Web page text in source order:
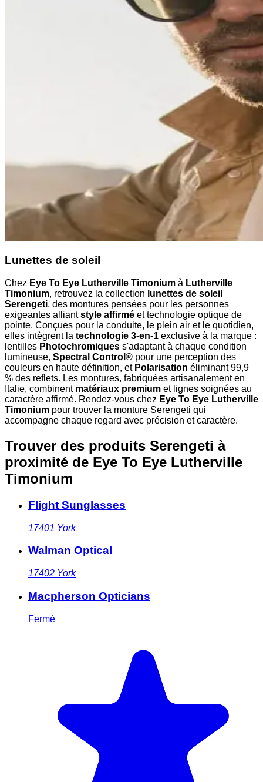
Lunettes de soleil
Chez Eye To Eye Lutherville Timonium à Lutherville
Timonium, retrouvez la collection lunettes de soleil
Serengeti, des montures pensées pour les personnes
exigeantes alliantstyle affirmé et technologie optique de
pointe. Conçues pour la conduite, le plein air et le quotidien,
elles intègrent la technologie 3-en-1 exclusive à la marque :
lentilles Photochromiques s'adaptant à chaque condition
lumineuse, Spectral Control® pour une perception des
couleurs en haute définition, et Polarisation éliminant 99,9
% des reflets. Les montures, fabriquées artisanalement en
Italie, combinent matériaux premium et lignes soignées au
caractère affirmé. Rendez-vous chez Eye To Eye Lutherville
Timonium pour trouver la monture Serengeti qui
accompagne chaque regard avec précision et caractère.
Trouver des produits Serengeti à
proximité de Eye To Eye Lutherville
Timonium
Flight Sunglasses
17401 York
Walman Optical
17402 York
Macpherson Opticians
Fermé